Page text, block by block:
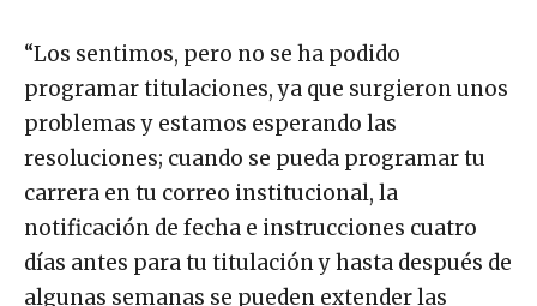
“Los sentimos, pero no se ha podido
programar titulaciones, ya que surgieron unos
problemas y estamos esperando las
resoluciones; cuando se pueda programar tu
carrera en tu correo institucional, la
notificación de fecha e instrucciones cuatro
días antes para tu titulación y hasta después de
algunas semanas se pueden extender las